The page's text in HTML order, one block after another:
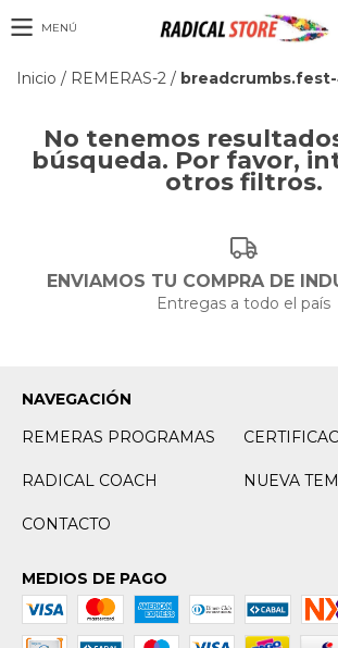
MENÚ
Inicio / REMERAS-2 /
No tenemos
búsqueda. Por favor,
otros filtros.
ENVIAMOS TU COMPRA DE
Entregas a todo el país
NAVEGACIÓN
REMERAS PROGRAMAS
RADICAL COACH NUEVA
CONTACTO
MEDIOS DE PAGO